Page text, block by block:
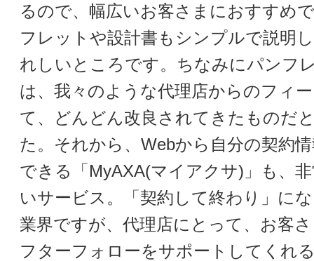
るので、幅広いお客さまにおすすめ
フレットや設計書もシンプルで説明
れしいところです。ちなみにパンフ
は、我々のような代理店からのフィ
て、どんどん改良されてきたものだ
た。それから、Webから自分の契約
できる「MyAXA(マイアクサ)」も、
いサービス。「契約して終わり」に
業界ですが、代理店にとって、お客
フターフォローをサポートしてくれ